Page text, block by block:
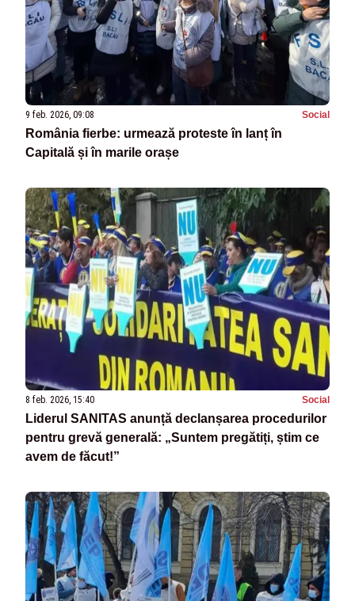
9 feb. 2026, 09:08 Social
România fierbe: urmează proteste în lanț în
Capitală și în marile orașe
8 feb. 2026, 15:40 Social
Liderul SANITAS anunță declanșarea procedurilor
pentru grevă generală: „Suntem pregătiți, știm ce
avem de făcut!”